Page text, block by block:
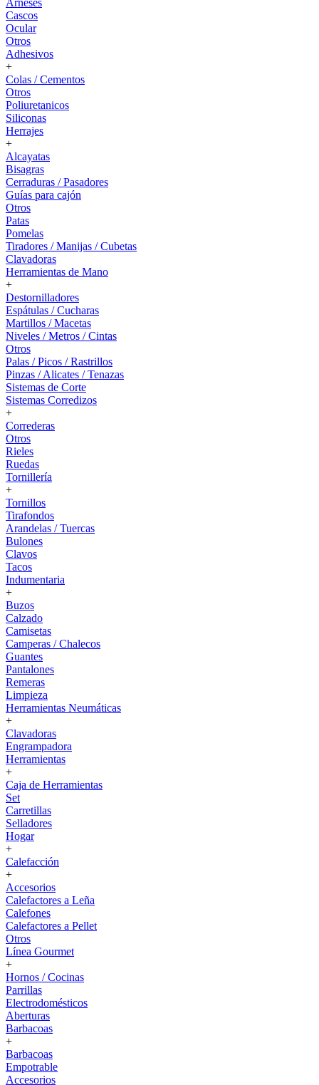
Arneses
Cascos
Ocular
Otros
Adhesivos
+
Colas / Cementos
Otros
Poliuretanicos
Siliconas
Herrajes
+
Alcayatas
Bisagras
Cerraduras / Pasadores
Guías para cajón
Otros
Patas
Pomelas
Tiradores / Manijas / Cubetas
Clavadoras
Herramientas de Mano
+
Destornilladores
Espátulas / Cucharas
Martillos / Macetas
Niveles / Metros / Cintas
Otros
Palas / Picos / Rastrillos
Pinzas / Alicates / Tenazas
Sistemas de Corte
Sistemas Corredizos
+
Correderas
Otros
Rieles
Ruedas
Tornillería
+
Tornillos
Tirafondos
Arandelas / Tuercas
Bulones
Clavos
Tacos
Indumentaria
+
Buzos
Calzado
Camisetas
Camperas / Chalecos
Guantes
Pantalones
Remeras
Limpieza
Herramientas Neumáticas
+
Clavadoras
Engrampadora
Herramientas
+
Caja de Herramientas
Set
Carretillas
Selladores
Hogar
+
Calefacción
+
Accesorios
Calefactores a Leña
Calefones
Calefactores a Pellet
Otros
Línea Gourmet
+
Hornos / Cocinas
Parrillas
Electrodomésticos
Aberturas
Barbacoas
+
Barbacoas
Empotrable
Accesorios